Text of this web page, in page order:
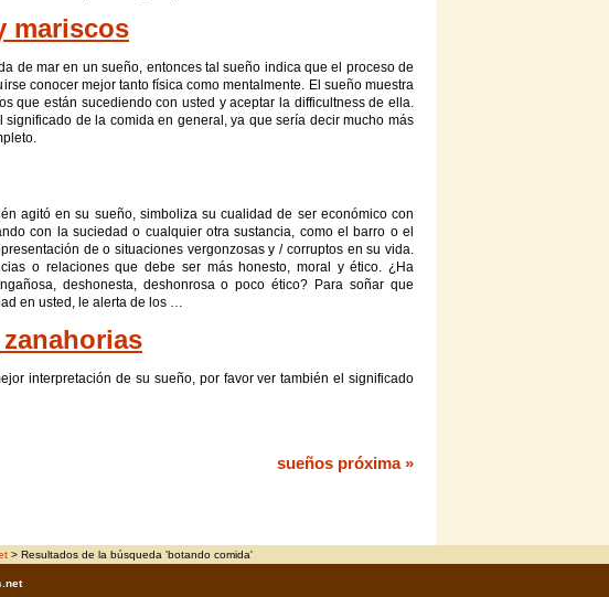
mariscos
de mar en un sueño, entonces tal sueño indica que el proceso de
conocer mejor tanto física como mentalmente. El sueño muestra
que están sucediendo con usted y aceptar la difficultness de ella.
significado de la comidaen general, ya que sería decir mucho más
agitó en su sueño, simboliza su cualidad de ser económico con
con la suciedad o cualquier otra sustancia, como el barro o el
de o situaciones vergonzosas y / corruptos en su vida.
o relaciones que debe ser más honesto, moral y ético. ¿Ha
deshonesta, deshonrosa o poco ético? Para soñar que
en usted, le alerta de los …
interpretación de su sueño, por favor ver también el significado
sueños próxima »
> Resultados de la búsqueda 'botando comida'
.net